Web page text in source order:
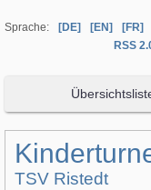
Sprache: [DE] [EN] [FR]
RSS
TSV Ristedt